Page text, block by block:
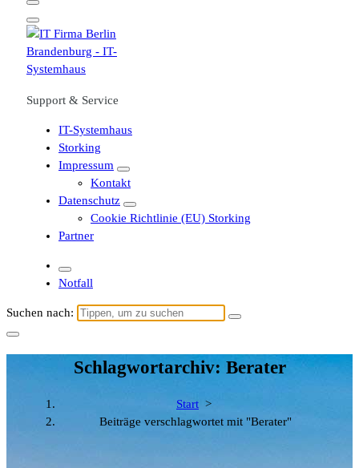
Support & Service
IT-Systemhaus
Storking
Impressum
Kontakt
Datenschutz
Cookie Richtlinie (EU) Storking
Partner
Notfall
Suchen nach:
Schlagwortarchiv: Berater
Start >
Beiträge verschlagwortet mit "Berater"